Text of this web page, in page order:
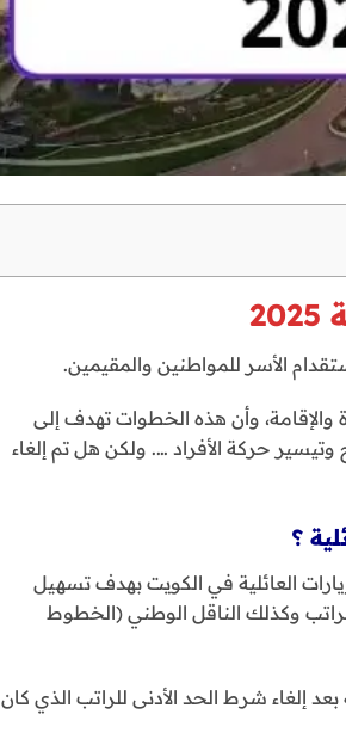
الأسر للمواطنين والمقيمين.
وأن هذه الخطوات تهدف إلى
وتيسير حركة الأفراد …. ولكن هل تم إلغاء
؟
العائلية في الكويت بهدف تسهيل
وكذلك الناقل الوطني (الخطوط
إلغاء شرط الحد الأدنى للراتب الذي كان